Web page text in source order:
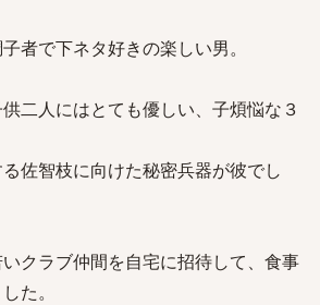
者で下ネタ好きの楽しい男。
二人にはとても優しい、子煩悩な３
佐智枝に向けた秘密兵器が彼でし
クラブ仲間を自宅に招待して、食事
た。